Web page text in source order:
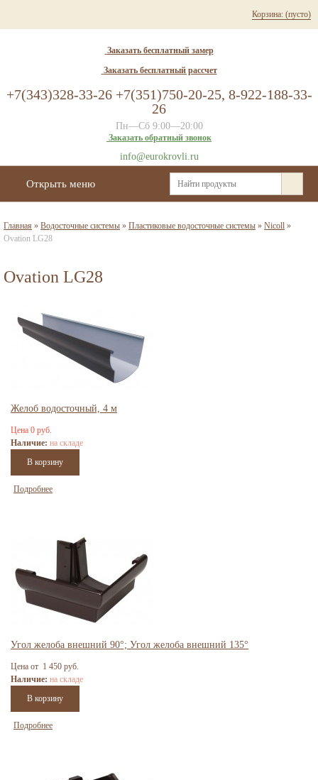
Корзина: (пусто)
Заказать бесплатный замер
Заказать бесплатный рассчет
+7(343)328-33-26 +7(351)750-20-25, 8-922-188-33-
26
Пн—Сб 9:00—20:00
Заказать обратный звонок
info@eurokrovli.ru
Открыть меню
Главная » Водосточные системы » Пластиковые водосточные системы » Nicoll »
Ovation LG28
Ovation LG28
Желоб водосточный, 4 м
Цена 0 руб.
Наличие: на складе
Подробнее
Угол желоба внешний 90°; Угол желоба внешний 135°
Цена от 1 450 руб.
Наличие: на складе
Подробнее